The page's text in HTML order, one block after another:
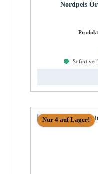
Nordpeis
Sofort
Nur 4 auf Lager!